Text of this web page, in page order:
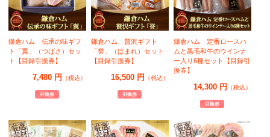
鎌倉ハム 伝承の味ギフ
ト「翼」（つばさ）セッ
ト【目録引換券】
7,480 円 （税込）
鎌倉ハム 贅沢ギフト
「誉」（ほまれ）セット
【目録引換券】
16,500 円 （税込）
鎌倉ハム 定番ロースハ
ムと黒毛和牛のウインナ
ー入り6種セット【目録引
換券】
14,300 円 （税込）